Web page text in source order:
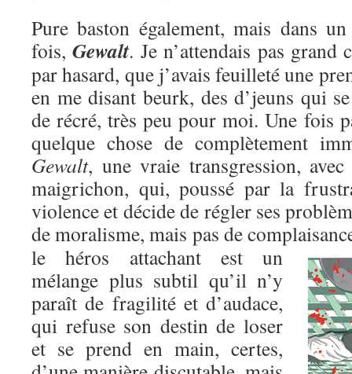
Pure baston également, mais dans
fois,Gewalt. Je n’attendais pas grand
par hasard, que j’avais feuilleté une
en me disant beurk, des d’jeuns qui
de récré, très peu pour moi. Une fois
quelque chose de complètement
Gewalt, une vraie transgression,
maigrichon, qui, poussé par la
violence et décide de régler ses
de moralisme, mais pas de
le héros attachant est un
mélange plus subtil qu’il n’y
paraît de fragilité et d’audace,
qui refuse son destin de loser
et se prend en main, certes,